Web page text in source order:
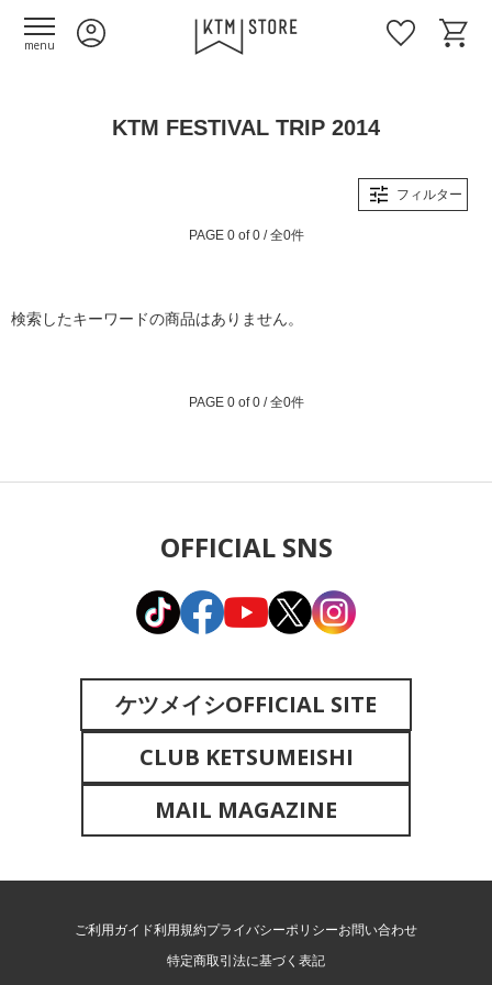
menu
KTM FESTIVAL TRIP 2014
フィルター
PAGE 0 of 0 / 全0件
検索したキーワードの商品はありません。
PAGE 0 of 0 / 全0件
OFFICIAL SNS
ケツメイシOFFICIAL SITE
CLUB KETSUMEISHI
MAIL MAGAZINE
ご利用ガイド利用規約プライバシーポリシーお問い合わせ
特定商取引法に基づく表記